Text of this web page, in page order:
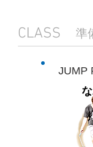
CLASS 準
JUMP